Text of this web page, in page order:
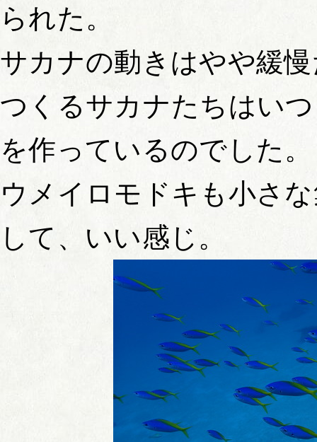
られた。
サカナの動きはやや緩
つくるサカナたちはい
を作っているのでした。
ウメイロモドキも小さ
して、いい感じ。